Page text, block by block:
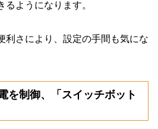
ようになります。
利さにより、設定の手間も気にな
を制御、「スイッチボット